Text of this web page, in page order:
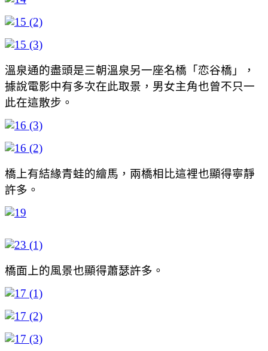
溫泉通的盡頭是三朝溫泉另一座名橋「恋谷橋」，
據說電影中有多次在此取景，男女主角也曾不只一
此在這散步。
橋上有結緣青蛙的繪馬，兩橋相比這裡也顯得寧靜
許多。
橋面上的風景也顯得蕭瑟許多。